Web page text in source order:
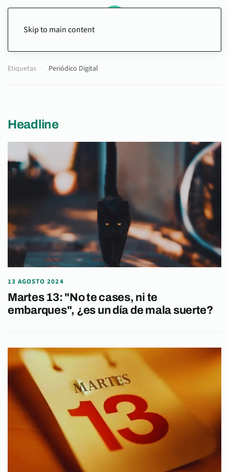
Skip to main content
Etiquetas Periódico Digital
Headline
13 AGOSTO 2024
Martes 13: "No te cases, ni te
embarques", ¿es un día de mala suerte?